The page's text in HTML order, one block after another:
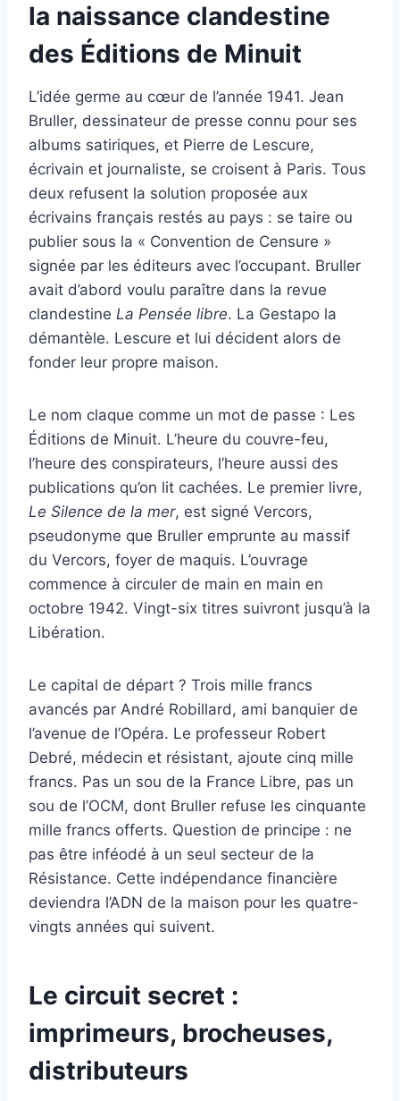
la naissance clandestine
des Éditions de Minuit
L’idée germe au cœur de l’année 1941. Jean
Bruller, dessinateur de presse connu pour ses
albums satiriques, et Pierre de Lescure,
écrivain et journaliste, se croisent à Paris. Tous
deux refusent la solution proposée aux
écrivains français restés au pays : se taire ou
publier sous la « Convention de Censure »
signée par les éditeurs avec l’occupant. Bruller
avait d’abord voulu paraître dans la revue
clandestine La Pensée libre. La Gestapo la
démantèle. Lescure et lui décident alors de
fonder leur propre maison.
Le nom claque comme un mot de passe : Les
Éditions de Minuit. L’heure du couvre-feu,
l’heure des conspirateurs, l’heure aussi des
publications qu’on lit cachées. Le premier livre,
Le Silence de la mer, est signé Vercors,
pseudonyme que Bruller emprunte au massif
du Vercors, foyer de maquis. L’ouvrage
commence à circuler de main en main en
octobre 1942. Vingt-six titres suivront jusqu’à la
Libération.
Le capital de départ ? Trois mille francs
avancés par André Robillard, ami banquier de
l’avenue de l’Opéra. Le professeur Robert
Debré, médecin et résistant, ajoute cinq mille
francs. Pas un sou de la France Libre, pas un
sou de l’OCM, dont Bruller refuse les cinquante
mille francs offerts. Question de principe : ne
pas être inféodé à un seul secteur de la
Résistance. Cette indépendance financière
deviendra l’ADN de la maison pour les quatre-
vingts années qui suivent.
Le circuit secret :
imprimeurs, brocheuses,
distributeurs